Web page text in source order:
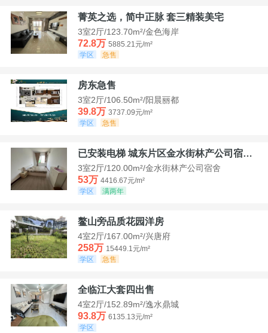
菁英之选，简中正脉 套三精装美宅
3室2厅/123.70m²/金色海岸
72.8万 5885.21元/m²
学区
急售
房东急售
3室2厅/106.50m²/阳晨丽都
39.8万 3737.09元/m²
学区
急售
已安装电梯 城东片区金水街林产公司宿舍套三可看江景
3室2厅/120.00m²/金水街林产公司宿舍
53万 4416.67元/m²
学区
满两年
鳌山旁品质花园洋房
4室2厅/167.00m²/兴唐府
258万 15449.1元/m²
学区
急售
全临江大套四出售
4室2厅/152.89m²/逸水鼎城
93.8万 6135.13元/m²
学区